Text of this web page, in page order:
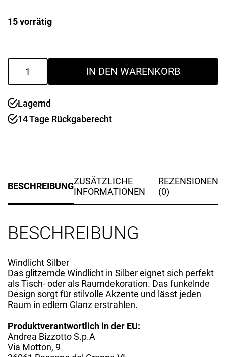
15 vorrätig
Windlicht
silber
8
Menge
IN DEN WARENKORB
Lagernd
14 Tage Rückgaberecht
BESCHREIBUNGZUSÄTZLICHE
INFORMATIONEN
REZENSIONEN
(0)
BESCHREIBUNG
Windlicht Silber
Das glitzernde Windlicht in Silber eignet sich perfekt
als Tisch- oder als Raumdekoration. Das funkelnde
Design sorgt für stilvolle Akzente und lässt jeden
Raum in edlem Glanz erstrahlen.
Produktverantwortlich in der EU:
Andrea Bizzotto S.p.A
Via Motton, 9